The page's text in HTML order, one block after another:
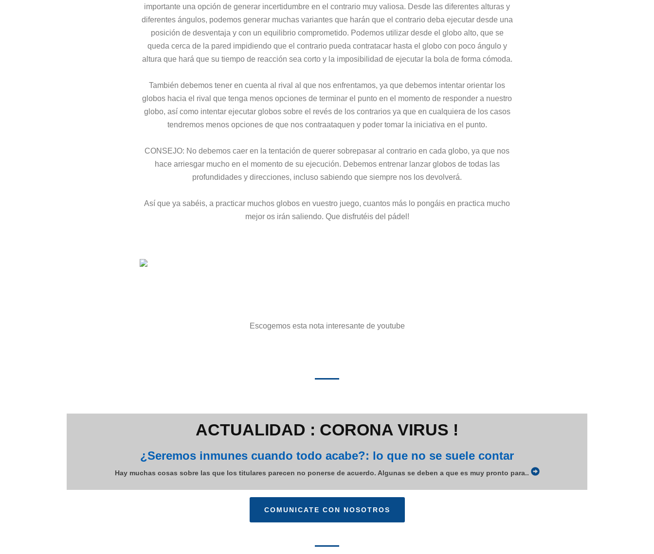
importante una opción de generar incertidumbre en el contrario muy valiosa. Desde las diferentes alturas y
diferentes ángulos, podemos generar muchas variantes que harán que el contrario deba ejecutar desde una
posición de desventaja y con un equilibrio comprometido. Podemos utilizar desde el globo alto, que se
queda cerca de la pared impidiendo que el contrario pueda contratacar hasta el globo con poco ángulo y
altura que hará que su tiempo de reacción sea corto y la imposibilidad de ejecutar la bola de forma cómoda.
También debemos tener en cuenta al rival al que nos enfrentamos, ya que debemos intentar orientar los
globos hacia el rival que tenga menos opciones de terminar el punto en el momento de responder a nuestro
globo, así como intentar ejecutar globos sobre el revés de los contrarios ya que en cualquiera de los casos
tendremos menos opciones de que nos contraataquen y poder tomar la iniciativa en el punto.
CONSEJO: No debemos caer en la tentación de querer sobrepasar al contrario en cada globo, ya que nos
hace arriesgar mucho en el momento de su ejecución. Debemos entrenar lanzar globos de todas las
profundidades y direcciones, incluso sabiendo que siempre nos los devolverá.
Así que ya sabéis, a practicar muchos globos en vuestro juego, cuantos más lo pongáis en practica mucho
mejor os irán saliendo. Que disfrutéis del pádel!
Escogemos esta nota interesante de youtube
ACTUALIDAD : CORONA VIRUS !
¿Seremos inmunes cuando todo acabe?: lo que no se suele contar
Hay muchas cosas sobre las que los titulares parecen no ponerse de acuerdo. Algunas se deben a que es muy pronto para..
COMUNICATE CON NOSOTROS